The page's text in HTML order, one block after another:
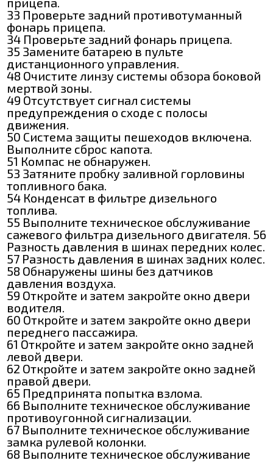
33 Проверьте задний противотуманный
фонарь прицепа.
34 Проверьте задний фонарь прицепа.
35 Замените батарею в пульте
дистанционного управления.
48 Очистите линзу системы обзора боковой
мертвой зоны.
49 Отсутствует сигнал системы
предупреждения о сходе с полосы
движения.
50 Система защиты пешеходов включена.
Выполните сброс капота.
51 Компас не обнаружен.
53 Затяните пробку заливной горловины
топливного бака.
54 Конденсат в фильтре дизельного
топлива.
55 Выполните техническое обслуживание
сажевого фильтра дизельного двигателя. 56
Разность давления в шинах передних колес.
57 Разность давления в шинах задних колес.
58 Обнаружены шины без датчиков
давления воздуха.
59 Откройте и затем закройте окно двери
водителя.
60 Откройте и затем закройте окно двери
переднего пассажира.
61 Откройте и затем закройте окно задней
левой двери.
62 Откройте и затем закройте окно задней
правой двери.
65 Предпринята попытка взлома.
66 Выполните техническое обслуживание
противоугонной сигнализации.
67 Выполните техническое обслуживание
замка рулевой колонки.
68 Выполните техническое обслуживание